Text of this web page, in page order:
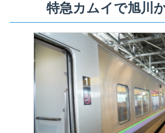
特急カムイで旭川